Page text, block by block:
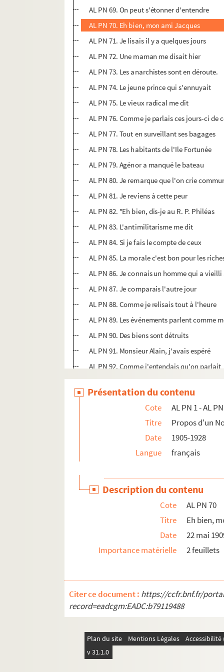
AL PN 69. On peut s'étonner d'entendre
AL PN 70. Eh bien, mon ami Jacques
AL PN 71. Je lisais il y a quelques jours
AL PN 72. Une maman me disait hier
AL PN 73. Les anarchistes sont en déroute.
AL PN 74. Le jeune prince qui s'ennuyait
AL PN 75. Le vieux radical me dit
AL PN 76. Comme je parlais ces jours-ci de
AL PN 77. Tout en surveillant ses bagages
AL PN 78. Les habitants de l'Ile Fortunée
AL PN 79. Agénor a manqué le bateau
AL PN 80. Je remarque que l'on crie
AL PN 81. Je reviens à cette peur
AL PN 82. "Eh bien, dis-je au R. P. Philéas
AL PN 83. L'antimilitarisme me dit
AL PN 84. Si je fais le compte de ceux
AL PN 85. La morale c'est bon pour les
AL PN 86. Je connais un homme qui a
AL PN 87. Je comparais l'autre jour
AL PN 88. Comme je relisais tout à l'heure
AL PN 89. Les événements parlent comme
AL PN 90. Des biens sont détruits
AL PN 91. Monsieur Alain, j'avais espéré
AL PN 92. Comme j'entendais qu'on parlait
AL PN 93. Le savant me dit "Je viens de
AL PN 94. Quelqu'un m'a dit
AL PN 95. Monologue d'un vieux
AL PN 96. Tout ce mépris que chacun jette
AL PN 97. Cette bonne histoire du peintre
AL PN 98. La candidature officielle
AL PN 100. Trouver de bons députés
AL PN 101. Un postier me rappelait, hier
AL PN 102. Je voyais hier des nègres du
AL PN 103. "Voyons, dis-je à l'Honorable
AL PN 104. De quoi parler sinon des
AL PN 106. Je reviens à cette catastrophe
AL PN 107. Il faut que j'insiste sur les
AL PN 108. Hommes d'Etat et journalistes
AL PN 109. Le R. P. Philéas, qu'il soit loin
AL PN 110. Le R. P. n'a pas trouvé le succès
AL PN 111. Je plains un roi en voyage
Présentation du contenu
Cote
AL PN 1 - AL
Titre
Propos d'un
Date
1905-1928
Langue
français
Description du contenu
Cote
AL PN 70
Titre
Eh bien,
Date
22 mai
Importance matérielle
2 feuillets
Citer ce document : https://ccfr.bnf.fr/
record=eadcgm:EADC:b79119488
Plan du site Mentions Légales
v 31.1.0